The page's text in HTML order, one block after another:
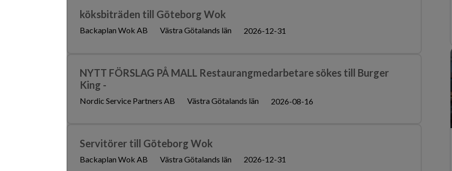
köksbiträden till Göteborg Wok
Backaplan Wok AB Västra Götalands län 2026-12-31
NYTT FÖRSLAG PÅ MALL Restaurangmedarbetare sökes till Burger
King -
Nordic Service Partners AB Västra Götalands län 2026-08-16
Servitörer till Göteborg Wok
Backaplan Wok AB Västra Götalands län 2026-12-31